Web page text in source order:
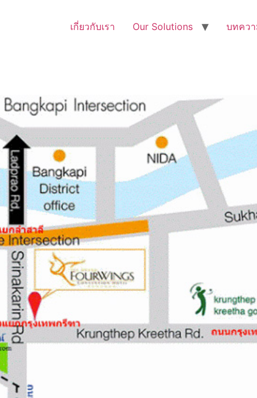
เกี่ยวกับเรา Our Solutions บทคว